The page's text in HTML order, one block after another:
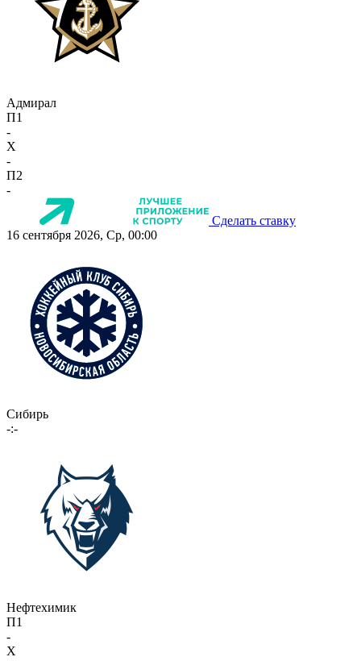
Адмирал
П1
-
X
-
П2
-
Сделать ставку
16 сентября 2026, Ср, 00:00
Сибирь
-:-
Нефтехимик
П1
-
X